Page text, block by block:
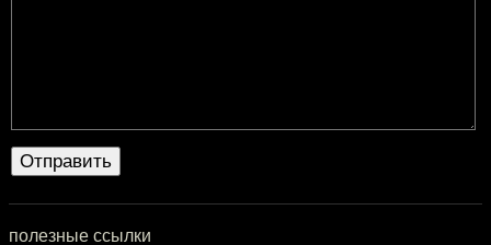
полезные ссылки